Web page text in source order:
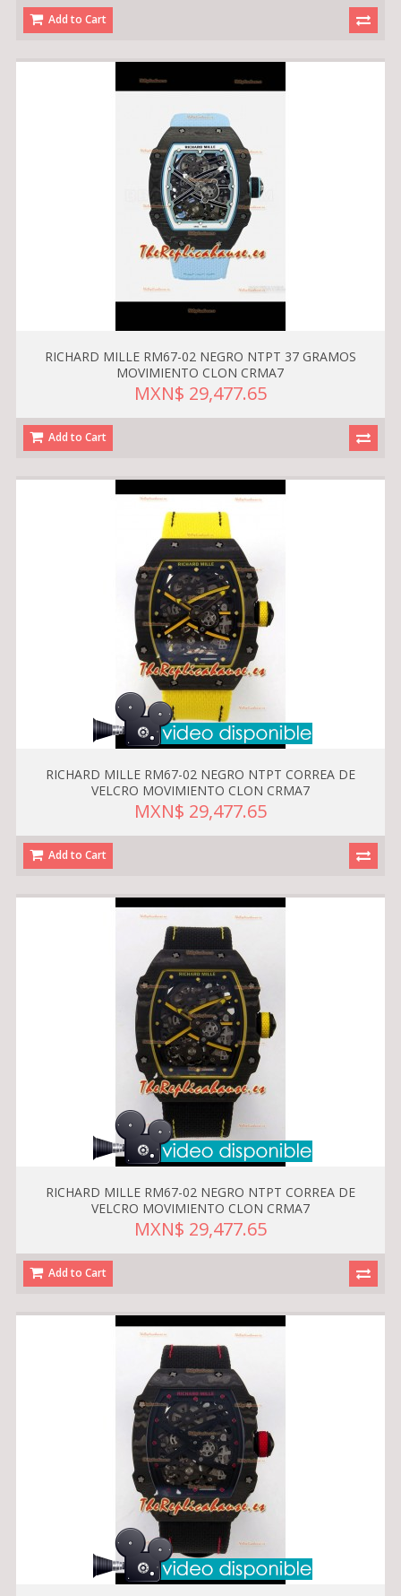
Add to Cart
RICHARD MILLE RM67-02 NEGRO NTPT 37 GRAMOS
MOVIMIENTO CLON CRMA7
MXN$ 29,477.65
Add to Cart
RICHARD MILLE RM67-02 NEGRO NTPT CORREA DE
VELCRO MOVIMIENTO CLON CRMA7
MXN$ 29,477.65
Add to Cart
RICHARD MILLE RM67-02 NEGRO NTPT CORREA DE
VELCRO MOVIMIENTO CLON CRMA7
MXN$ 29,477.65
Add to Cart